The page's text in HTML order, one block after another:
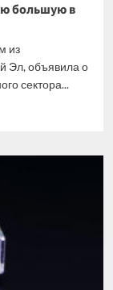
большую в
из
Эл, объявила о
сектора...